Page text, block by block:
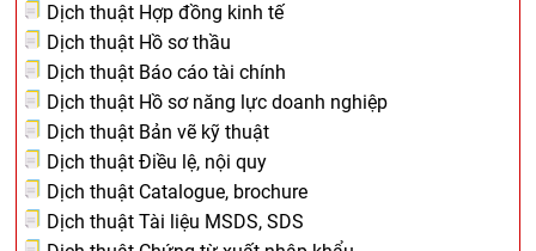
Dịch thuật Hợp đồng kinh tế
Dịch thuật Hồ sơ thầu
Dịch thuật Báo cáo tài chính
Dịch thuật Hồ sơ năng lực doanh nghiệp
Dịch thuật Bản vẽ kỹ thuật
Dịch thuật Điều lệ, nội quy
Dịch thuật Catalogue, brochure
Dịch thuật Tài liệu MSDS, SDS